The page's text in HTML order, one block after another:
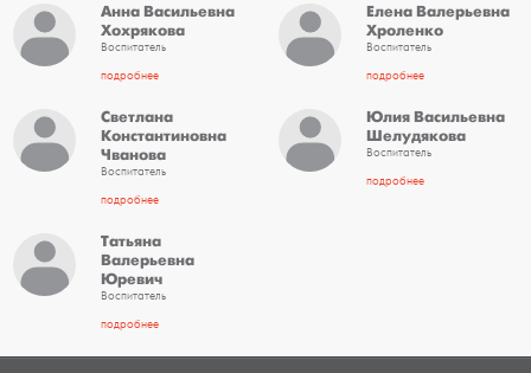
Анна Васильевна
Хохрякова
Воспитатель
подробнее
Елена Валерьевна
Хроленко
Воспитатель
подробнее
Светлана
Константиновна
Чванова
Воспитатель
подробнее
Юлия Васильевна
Шелудякова
Воспитатель
подробнее
Татьяна
Валерьевна
Юревич
Воспитатель
подробнее